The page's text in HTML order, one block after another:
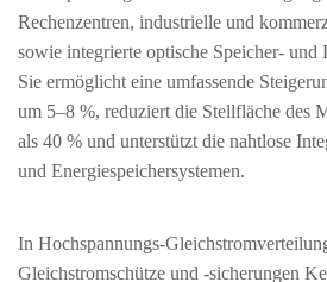
Rechenzentren, industrielle und
sowie integrierte optische Speicher-
Sie ermöglicht eine umfassende
um 5–8 %, reduziert die Stellfläche des
als 40 % und unterstützt die nahtlose
und Energiespeichersystemen.
In Hochspannungs-
Gleichstromschütze und -sicherungen